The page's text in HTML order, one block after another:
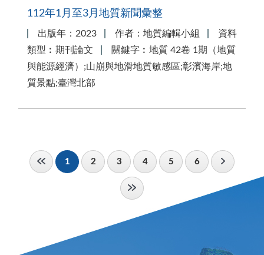
112年1月至3月地質新聞彙整
出版年：2023 作者：地質編輯小組
資料
類型︰期刊論文
關鍵字︰地質 42卷 1期（地質
與能源經濟）;山崩與地滑地質敏感區;彰濱海岸;地
質景點;臺灣北部
1 2 3 4 5 6